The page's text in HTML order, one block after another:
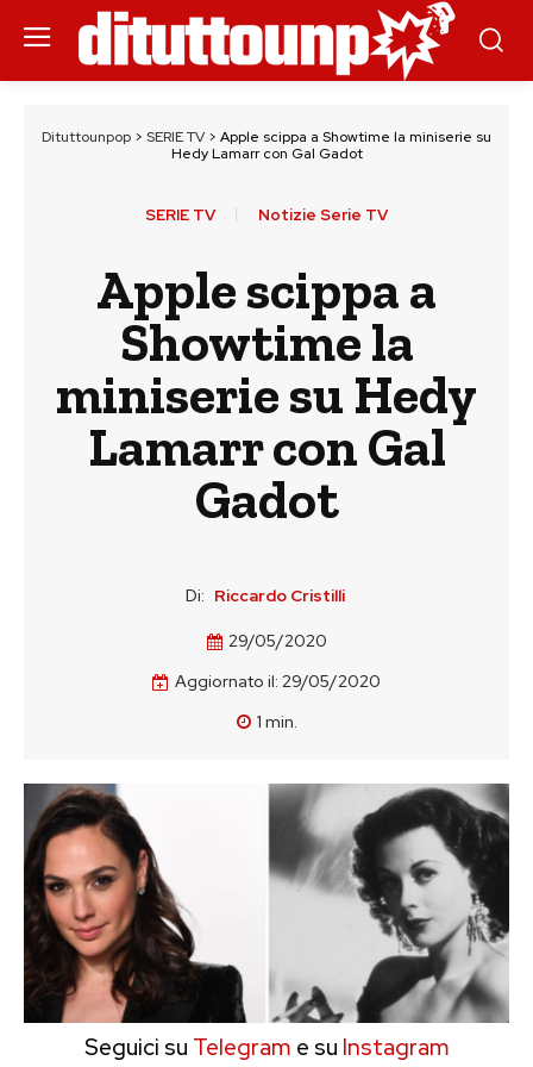
Dituttounpop > SERIE TV > Apple scippa a Showtime la miniserie su
Hedy Lamarr con Gal Gadot
SERIE TV Notizie Serie TV
Apple scippa a
Showtime la
miniserie su Hedy
Lamarr con Gal
Gadot
Di: Riccardo Cristilli
29/05/2020
Aggiornato il: 29/05/2020
1 min.
Seguici su Telegram e su Instagram